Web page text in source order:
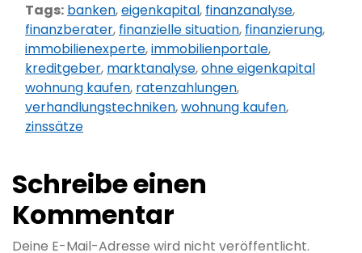
Tags: banken,eigenkapital, finanzanalyse,
finanzberater, finanzielle situation, finanzierung,
immobilienexperte,immobilienportale,
kreditgeber, marktanalyse,ohne eigenkapital
wohnung kaufen, ratenzahlungen,
verhandlungstechniken,wohnung kaufen,
zinssätze
Schreibe einen
Kommentar
Deine E-Mail-Adresse wird nicht veröffentlicht.